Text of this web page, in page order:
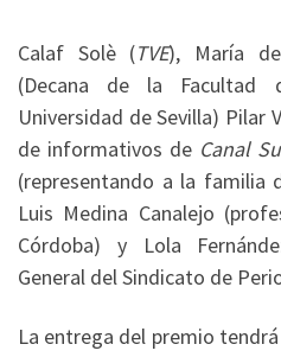
Calaf Solè (TVE), María
(Decana de la Facultad
Universidad de Sevilla) Pilar
de informativos de Canal
(representando a la familia
Luis Medina Canalejo
Córdoba) y Lola
General del Sindicato de
La entrega del premio